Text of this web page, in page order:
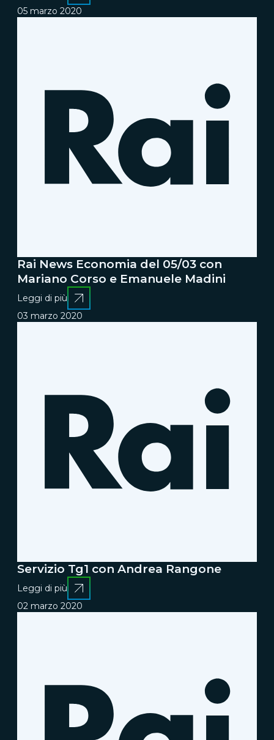
05 marzo 2020
Rai News Economia del 05/03 con
Mariano Corso e Emanuele Madini
Leggi di più
03 marzo 2020
Servizio Tg1 con Andrea Rangone
Leggi di più
02 marzo 2020